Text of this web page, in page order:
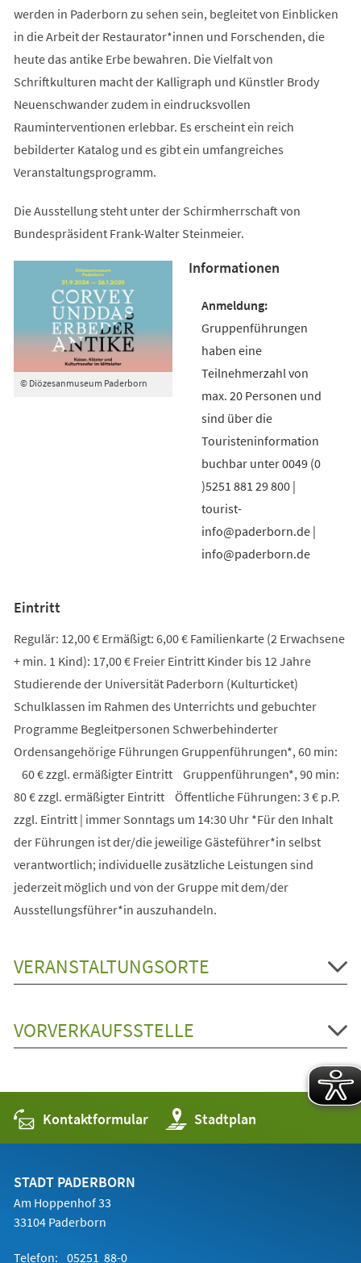
werden in Paderborn zu sehen sein, begleitet von Einblicken
in die Arbeit der Restaurator*innen und Forschenden, die
heute das antike Erbe bewahren. Die Vielfalt von
Schriftkulturen macht der Kalligraph und Künstler Brody
Neuenschwander zudem in eindrucksvollen
Rauminterventionen erlebbar. Es erscheint ein reich
bebilderter Katalog und es gibt ein umfangreiches
Veranstaltungsprogramm.
Die Ausstellung steht unter der Schirmherrschaft von
Bundespräsident Frank-Walter Steinmeier.
© Diözesanmuseum Paderborn
Informationen
Gruppenführungen
haben eine
Teilnehmerzahl von
max. 20 Personen und
sind über die
Touristeninformation
buchbar unter 0049 (0
)5251 881 29 800 |
tourist-
info@paderborn.de |
info@paderborn.de
Eintritt
Regulär: 12,00 € Ermäßigt: 6,00 € Familienkarte (2 Erwachsene
+ min. 1 Kind): 17,00 € Freier Eintritt Kinder bis 12 Jahre
Studierende der Universität Paderborn (Kulturticket)
Schulklassen im Rahmen des Unterrichts und gebuchter
Programme Begleitpersonen Schwerbehinderter
Ordensangehörige Führungen Gruppenführungen*, 60 min:
60 € zzgl. ermäßigter Eintritt Gruppenführungen*, 90 min:
80 € zzgl. ermäßigter Eintritt Öffentliche Führungen: 3 € p.P.
zzgl. Eintritt | immer Sonntags um 14:30 Uhr *Für den Inhalt
der Führungen ist der/die jeweilige Gästeführer*in selbst
verantwortlich; individuelle zusätzliche Leistungen sind
jederzeit möglich und von der Gruppe mit dem/der
Ausstellungsführer*in auszuhandeln.
VERANSTALTUNGSORTE
VORVERKAUFSSTELLE
Kontaktformular Stadtplan
(Öffnet
in
einem
STADT PADERBORN
Am Hoppenhof 33
33104 Paderborn
Telefon: 05251 88-0